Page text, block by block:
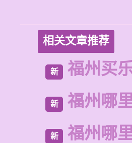
相关文章推荐
新 福州买
新 福州哪
新 福州哪